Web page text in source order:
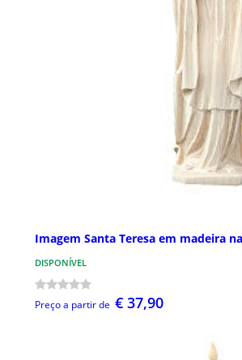
Imagem Santa Teresa em madeira
DISPONÍVEL
Preço a partir de € 37,90